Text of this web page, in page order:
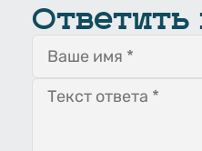
Ответить